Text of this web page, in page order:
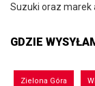
Suzuki oraz marek
GDZIE
Zielona Góra